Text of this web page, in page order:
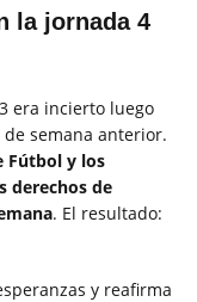
la jornada 4
era incierto luego
semana anterior.
Fútbol y los
derechos de
. El resultado:
y reafirma